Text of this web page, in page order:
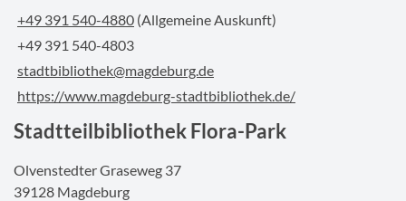
+49 391 540-4880 (Allgemeine Auskunft)
+49 391 540-4803
stadtbibliothek@magdeburg.de
https://www.magdeburg-stadtbibliothek.de/
Stadtteilbibliothek Flora-Park
Olvenstedter Graseweg 37
39128 Magdeburg